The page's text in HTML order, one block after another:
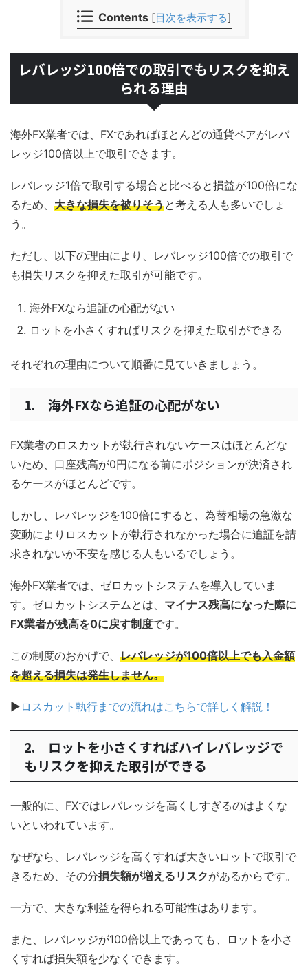
Contents [目次を表示する]
レバレッジ100倍での取引でもリスクを抑え
られる理由
海外FX業者では、FXであればほとんどの通貨ペアがレバ
レッジ100倍以上で取引できます。
レバレッジ1倍で取引する場合と比べると損益が100倍にな
るため、 大きな損失を被りそうと考える人も多いでしょ
う。
ただし、以下の理由により、レバレッジ100倍での取引で
も損失リスクを抑えた取引が可能です。
海外FXなら追証の心配がない
ロットを小さくすればリスクを抑えた取引ができる
それぞれの理由について順番に見ていきましょう。
1. 海外FXなら追証の心配がない
FX業者のロスカットが執行されないケースはほとんどな
いため、口座残高が0円になる前にポジションが決済され
るケースがほとんどです。
しかし、レバレッジを100倍にすると、為替相場の急激な
変動によりロスカットが執行されなかった場合に追証を請
求されないか不安を感じる人もいるでしょう。
海外FX業者では、ゼロカットシステムを導入していま
す。ゼロカットシステムとは、 マイナス残高になった際に
FX業者が残高を0に戻す制度です。
この制度のおかげで、 レバレッジが100倍以上でも入金額
を超える損失は発生しません。
▶ ロスカット執行までの流れはこちらで詳しく解説！
2. ロットを小さくすればハイレバレッジで
もリスクを抑えた取引ができる
一般的に、FXではレバレッジを高くしすぎるのはよくな
いといわれています。
なぜなら、レバレッジを高くすれば大きいロットで取引で
きるため、その分損失額が増えるリスクがあるからです。
一方で、大きな利益を得られる可能性はあります。
また、レバレッジが100倍以上であっても、ロットを小さ
くすれば損失額を少なくできます。